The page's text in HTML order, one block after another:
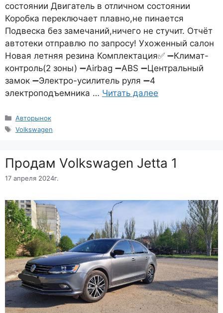
состоянии Двигатель в отличном состоянии
Коробка переключает плавно,не пинается
Подвеска без замечаний,ничего не стучит. Отчёт
автотеки отправлю по запросу! Ухоженный салон
Новая летняя резина Комплектация✅ ➖Климат-
контроль(2 зоны) ➖Airbag ➖ABS ➖Центральный
замок ➖Электро-усилитель руля ➖4
электроподъемника … Читать далее
Рубрики
Авторынок
Метки
Volkswagen
Продам Volkswagen Jetta 1
17 апреля 2024г.